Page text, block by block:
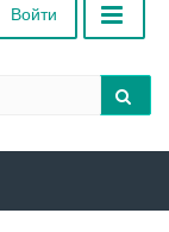
Войти